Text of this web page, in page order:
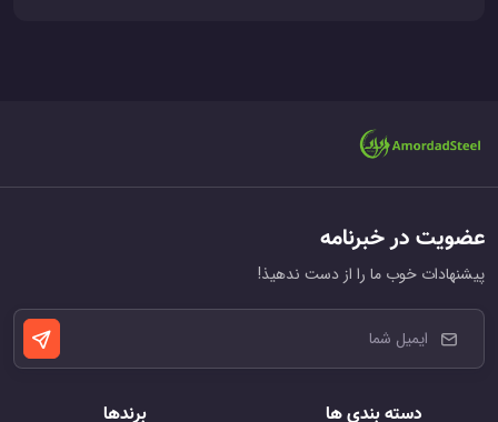
عضویت در خبرنامه
پیشنهادات خوب ما را از دست ندهیذ!
دسته بندی ها برندها